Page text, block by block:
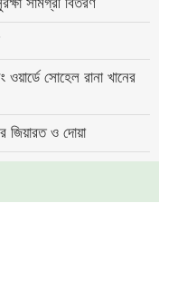
সোহেল রানা খানের
জিয়ারত ও দোয়া